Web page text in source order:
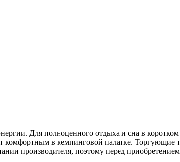
Для полноценного отдыха и сна в
в кемпинговой палатке. Торгующие
производителя, поэтому перед